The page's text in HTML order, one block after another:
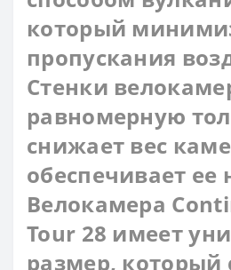
который
пропускания
Стенки
равномерную
снижает вес
обеспечивает ее
Велокамера
Tour 28 имеет
размер, который